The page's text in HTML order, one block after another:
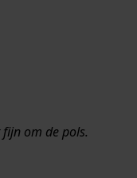
om de pols.